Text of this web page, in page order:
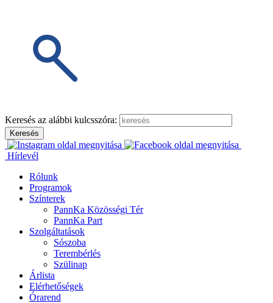
Keresés az alábbi kulcsszóra:
Hírlevél
Rólunk
Programok
Színterek
PannKa Közösségi Tér
PannKa Part
Szolgáltatások
Sószoba
Terembérlés
Szülinap
Árlista
Elérhetőségek
Órarend